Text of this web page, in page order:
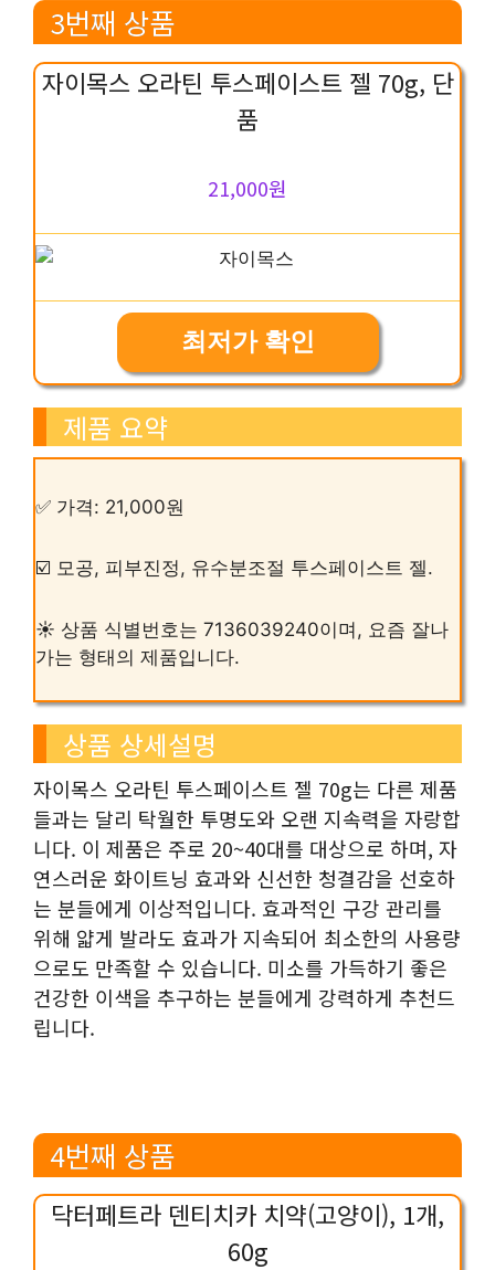
3번째 상품
자이목스 오라틴 투스페이스트 젤 70g, 단
품
21,000원
최저가 확인
제품 요약
✅ 가격: 21,000원
☑️ 모공, 피부진정, 유수분조절 투스페이스트 젤.
☀️ 상품 식별번호는 7136039240이며, 요즘 잘나
가는 형태의 제품입니다.
상품 상세설명
자이목스 오라틴 투스페이스트 젤 70g는 다른 제품
들과는 달리 탁월한 투명도와 오랜 지속력을 자랑합
니다. 이 제품은 주로 20~40대를 대상으로 하며, 자
연스러운 화이트닝 효과와 신선한 청결감을 선호하
는 분들에게 이상적입니다. 효과적인 구강 관리를
위해 얇게 발라도 효과가 지속되어 최소한의 사용량
으로도 만족할 수 있습니다. 미소를 가득하기 좋은
건강한 이색을 추구하는 분들에게 강력하게 추천드
립니다.
4번째 상품
닥터페트라 덴티치카 치약(고양이), 1개,
60g